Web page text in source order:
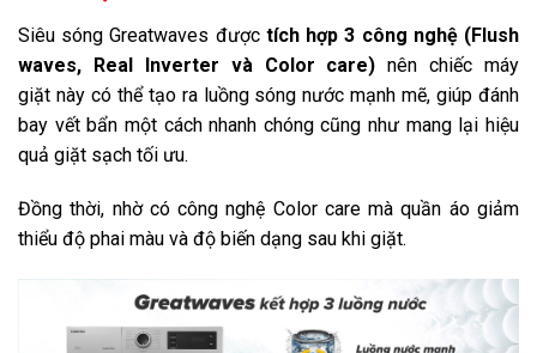
Giặt không phai màu
Giặt nhanh 15 phút
Giặt nước nóng
Giặt tiết kiệm Cotton
Vắt
Vệ sinh lồng giặt
Áo khoác dày
Siêu sóng Greatwaves đượctích hợp 3 công nghệ (Flush
waves, Real Inverter và Color care)nên chiếc máy
giặt này có thể tạo ra luồng sóng nước mạnh mẽ, giúp đánh
bay vết bẩn một cách nhanh chóng cũng như mang lại hiệu
quả giặt sạch tối ưu.
Đồng thời, nhờ có công nghệ Color care mà quần áo giảm
thiểu độ phai màu và độ biến dạng sau khi giặt.